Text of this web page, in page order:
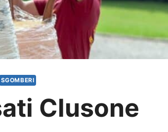
SGOMBERI
Clusone